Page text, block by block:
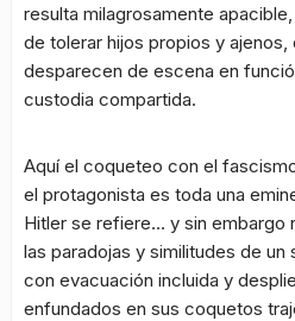
resulta milagrosamente
de tolerar hijos propios y ajenos,
desparecen de escena en
custodia compartida.
Aquí el coqueteo con el
el protagonista es toda una
Hitler se refiere… y sin embargo
las paradojas y similitudes de
con evacuación incluida y
enfundados en sus coquetos